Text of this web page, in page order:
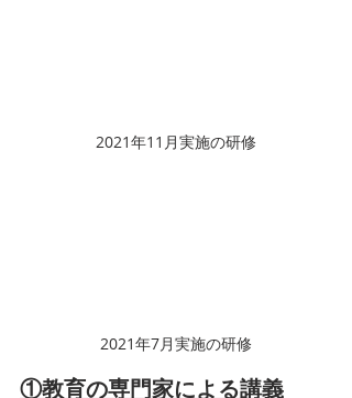
2021年11月実施の研修
2021年7月実施の研修
①教育の専門家による講義